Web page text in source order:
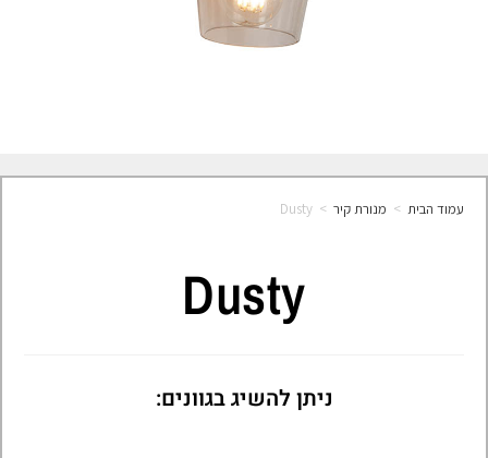
עמוד הבית > מנורת קיר >
Dusty
Dusty
ניתן להשיג בגוונים: